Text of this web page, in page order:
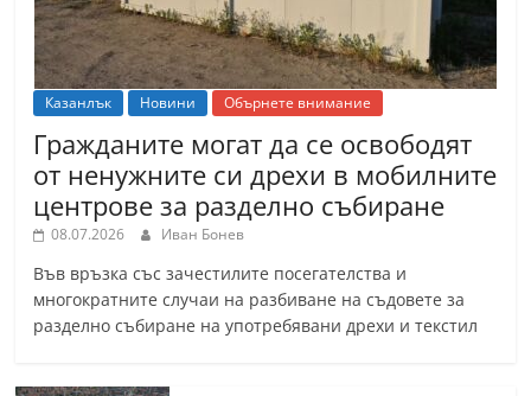
Казанлък Новини Обърнете внимание
Гражданите могат да се освободят
от ненужните си дрехи в мобилните
центрове за разделно събиране
08.07.2026 Иван Бонев
Във връзка със зачестилите посегателства и
многократните случаи на разбиване на съдовете за
разделно събиране на употребявани дрехи и текстил